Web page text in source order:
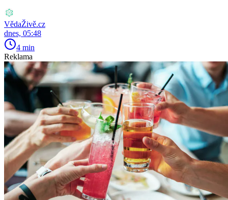
VědaŽivě.cz
dnes, 05:48
4 min
Reklama